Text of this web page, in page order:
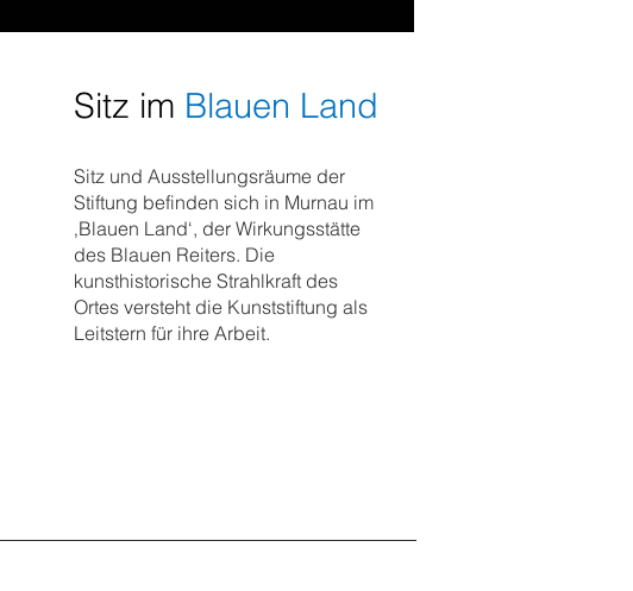
Sitz im Blauen Land
Sitz und Ausstellungsräume der
Stiftung befinden sich in Murnau im
‚Blauen Land‘, der Wirkungsstätte
des Blauen Reiters. Die
kunsthistorische Strahlkraft des
Ortes versteht die Kunststiftung als
Leitstern für ihre Arbeit.